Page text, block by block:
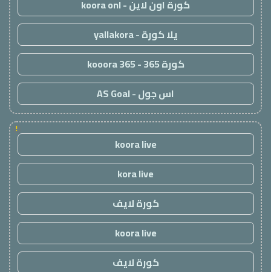
كورة اون لاين - koora onl
يلا كورة - yallakora
كورة 365 - kooora 365
اس جول - AS Goal
!
koora live
kora live
كورة لايف
koora live
كورة لايف